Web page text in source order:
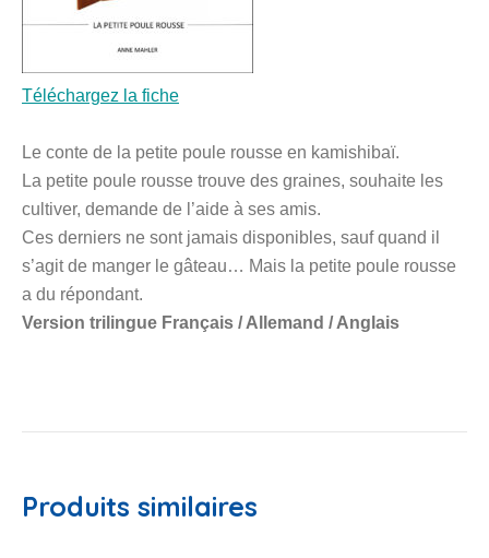
Téléchargez la fiche
Le conte de la petite poule rousse en kamishibaï.
La petite poule rousse trouve des graines, souhaite les
cultiver, demande de l’aide à ses amis.
Ces derniers ne sont jamais disponibles, sauf quand il
s’agit de manger le gâteau… Mais la petite poule rousse
a du répondant.
Version trilingue Français / Allemand / Anglais
Produits similaires